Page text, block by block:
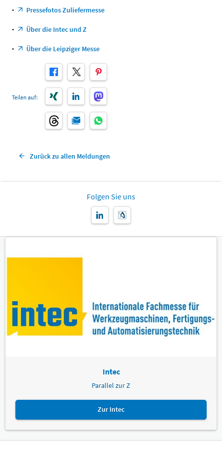
• Pressefotos Zuliefermesse
• Über die Intec und Z
• Über die Leipziger Messe
Teilen auf:
Zurück zu allen Meldungen
Folgen Sie uns
Intec
Parallel zur Z
Zur Intec